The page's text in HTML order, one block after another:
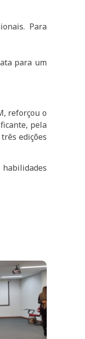
Para
para um
reforçou o
pela
edições